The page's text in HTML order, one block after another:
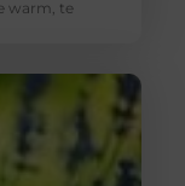
warm, te